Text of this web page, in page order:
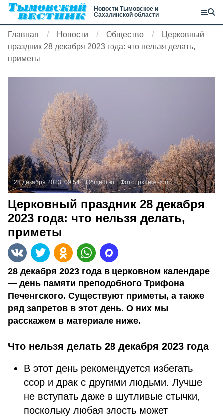
Новости Тымовское и
Сахалинской области
Главная Новости Общество
Церковный
праздник 28 декабря 2023 года: что нельзя делать,
приметы
28 декабря 2023, 09:54 Общество Фото:pxhere.com
Церковный праздник 28 декабря
2023 года: что нельзя делать,
приметы
28 декабря 2023 года в церковном календаре
— день памяти преподобного Трифона
Печенгского. Существуют приметы, а также
ряд запретов в этот день. О них мы
расскажем в материале ниже.
Что нельзя делать 28 декабря 2023 года
В этот день рекомендуется избегать
ссор и драк с другими людьми. Лучше
не вступать даже в шутливые стычки,
поскольку любая злость может